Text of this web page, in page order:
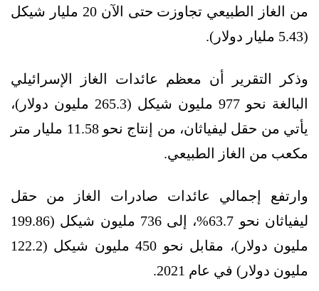
من الغاز الطبيعي تجاوزت حتى الآن 20 مليار شيكل
(5.43 مليار دولار).
وذكر التقرير أن معظم عائدات الغاز الإسرائيلي
البالغة نحو 977 مليون شيكل (265.3 مليون دولار)،
يأتي من حقل ليفياثان، من إنتاج نحو 11.58 مليار متر
مكعب من الغاز الطبيعي.
وارتفع إجمالي عائدات صادرات الغاز من حقل
ليفياثان نحو 63.7%، إلى 736 مليون شيكل (199.86
مليون دولار)، مقابل نحو 450 مليون شيكل (122.2
مليون دولار) في عام 2021.